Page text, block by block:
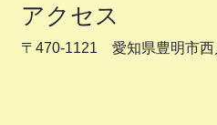
アクセス
〒470-1121 愛知県豊明市西